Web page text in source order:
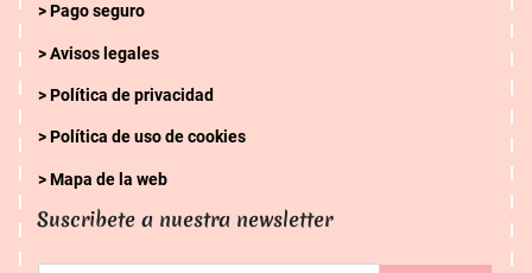
Pago seguro
Avisos legales
Política de privacidad
Política de uso de cookies
Mapa de la web
Suscribete a nuestra newsletter